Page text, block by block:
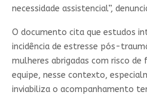
necessidade assistencial”,
O documento cita que estudos
incidência de estresse pós-
mulheres abrigadas com risco de
equipe, nesse contexto,
inviabiliza o acompanhamento